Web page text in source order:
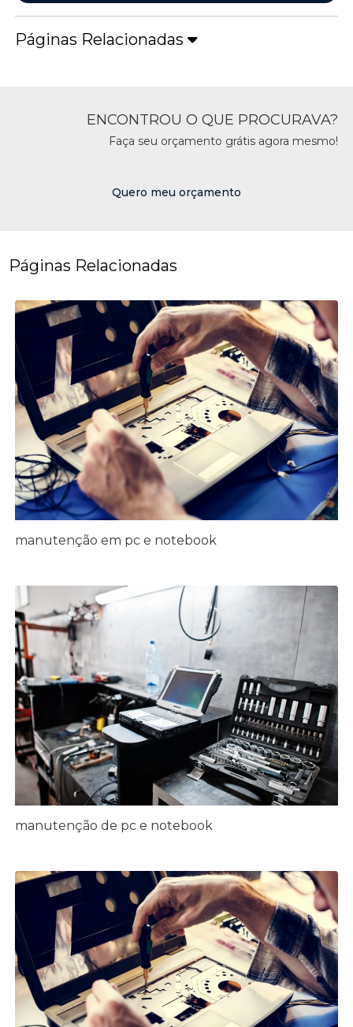
Páginas Relacionadas
ENCONTROU O QUE PROCURAVA?
Faça seu orçamento grátis agora mesmo!
Quero meu orçamento
Páginas Relacionadas
manutenção em pc e notebook
manutenção de pc e notebook